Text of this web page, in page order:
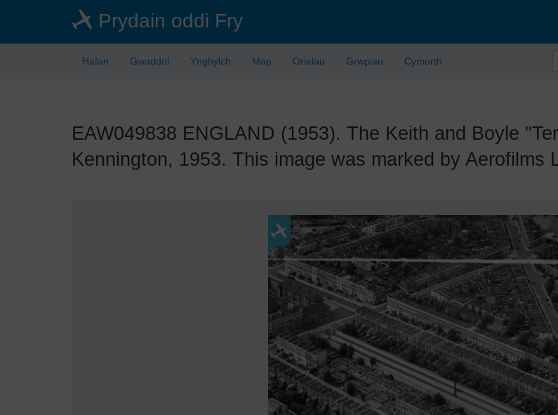
Prydain oddi Fry
Hafan Gwaddol Ynghylch Map Orielau Grwpiau Cymorth
EAW049838 ENGLAND (1953). The Keith and Boyle
Kennington, 1953. This image was marked by Aerofilms